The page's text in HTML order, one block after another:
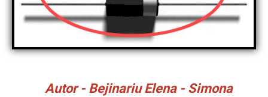
Autor - Bejinariu Elena - Simona